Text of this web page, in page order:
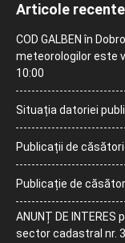
Articole recente
COD GALBEN în
meteorologilor este
10:00
Situația datoriei
Publicații de
Publicație de
ANUNȚ DE
sector cadastral nr.